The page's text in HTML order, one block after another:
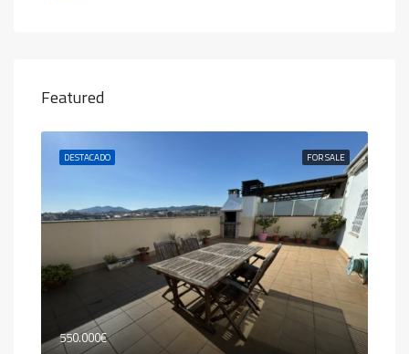
Featured
FOR SALE
DESTACADO
550.000€